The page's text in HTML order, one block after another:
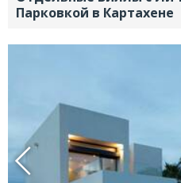
Парковкой в Картахене